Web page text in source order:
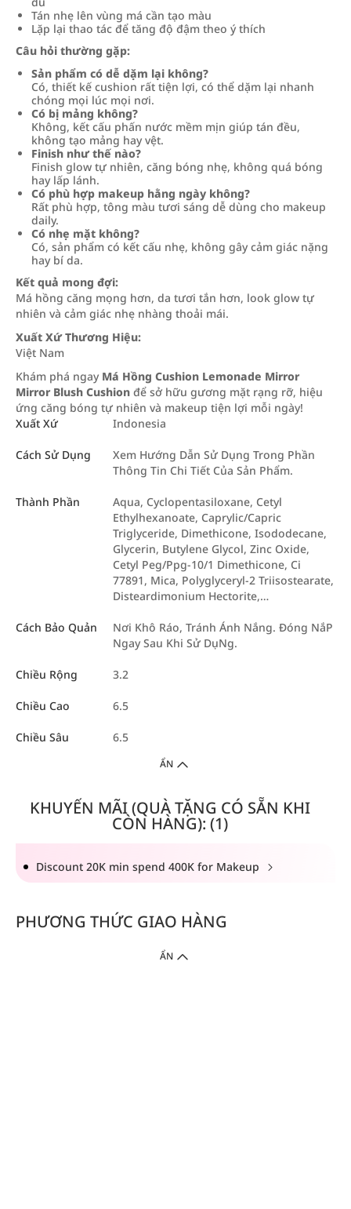
Tán nhẹ lên vùng má cần tạo màu
Lặp lại thao tác để tăng độ đậm theo ý thích
Câu hỏi thường gặp:
Sản phẩm có dễ dặm lại không?
Có, thiết kế cushion rất tiện lợi, có thể dặm lại nhanh
chóng mọi lúc mọi nơi.
Có bị mảng không?
Không, kết cấu phấn nước mềm mịn giúp tán đều,
không tạo mảng hay vệt.
Finish như thế nào?
Finish glow tự nhiên, căng bóng nhẹ, không quá bóng
hay lấp lánh.
Có phù hợp makeup hằng ngày không?
Rất phù hợp, tông màu tươi sáng dễ dùng cho makeup
daily.
Có nhẹ mặt không?
Có, sản phẩm có kết cấu nhẹ, không gây cảm giác nặng
hay bí da.
Kết quả mong đợi:
Má hồng căng mọng hơn, da tươi tắn hơn, look glow tự
nhiên và cảm giác nhẹ nhàng thoải mái.
Xuất Xứ Thương Hiệu:
Việt Nam
Khám phá ngay Má Hồng Cushion Lemonade Mirror
Mirror Blush Cushion để sở hữu gương mặt rạng rỡ, hiệu
ứng căng bóng tự nhiên và makeup tiện lợi mỗi ngày!
Xuất Xứ
Indonesia
Cách Sử Dụng
Xem Hướng Dẫn Sử Dụng Trong Phần
Thông Tin Chi Tiết Của Sản Phẩm.
Thành Phần
Aqua, Cyclopentasiloxane, Cetyl
Ethylhexanoate, Caprylic/Capric
Triglyceride, Dimethicone, Isododecane,
Glycerin, Butylene Glycol, Zinc Oxide,
Cetyl Peg/Ppg-10/1 Dimethicone, Ci
77891, Mica, Polyglyceryl-2 Triisostearate,
Disteardimonium Hectorite,…
Cách Bảo Quản
Nơi Khô Ráo, Tránh Ánh Nắng. Đóng NắP
Ngay Sau Khi Sử DụNg.
Chiều Rộng 3.2
Chiều Cao 6.5
Chiều Sâu 6.5
ẨN
KHUYẾN MÃI (QUÀ TẶNG CÓ SẴN KHI
CÒN HÀNG): (1)
Discount 20K min spend 400K for Makeup
PHƯƠNG THỨC GIAO HÀNG
ẨN